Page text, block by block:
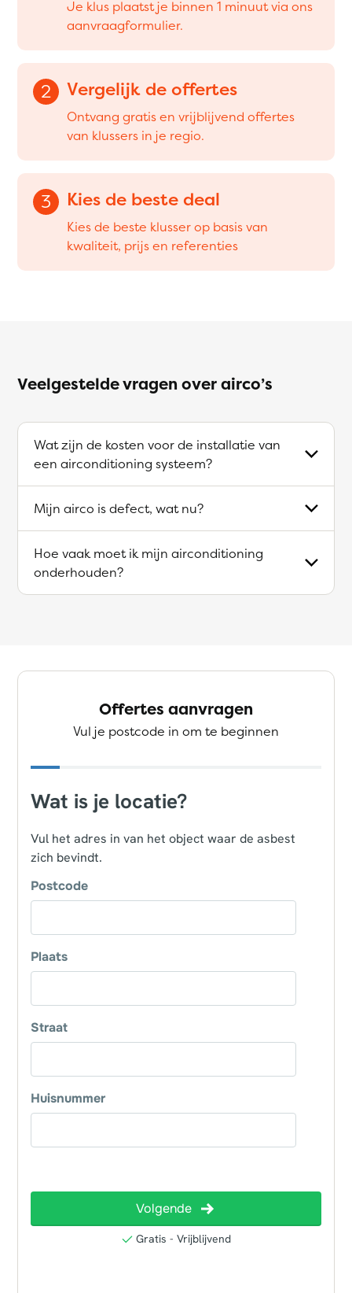
Je klus plaatst je binnen 1 minuut via ons
aanvraagformulier.
2 Vergelijk de offertes
Ontvang gratis en vrijblijvend offertes
van klussers in je regio.
3 Kies de beste deal
Kies de beste klusser op basis van
kwaliteit, prijs en referenties
Veelgestelde vragen over airco’s
Wat zijn de kosten voor de installatie van
een airconditioning systeem?
Mijn airco is defect, wat nu?
Hoe vaak moet ik mijn airconditioning
onderhouden?
Offertes aanvragen
Vul je postcode in om te beginnen